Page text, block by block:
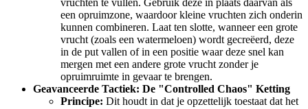
een opruimzone, waardoor kleine vruchten zich onderin
kunnen combineren. Laat ten slotte, wanneer een grote
vrucht (zoals een watermeloen) wordt gecreëerd, deze
in de put vallen of in een positie waar deze snel kan
mergen met een andere grote vrucht zonder je
opruimruimte in gevaar te brengen.
Geavanceerde Tactiek: De "Controlled Chaos" Ketting
Principe: Dit houdt in dat je opzettelijk toestaat dat het